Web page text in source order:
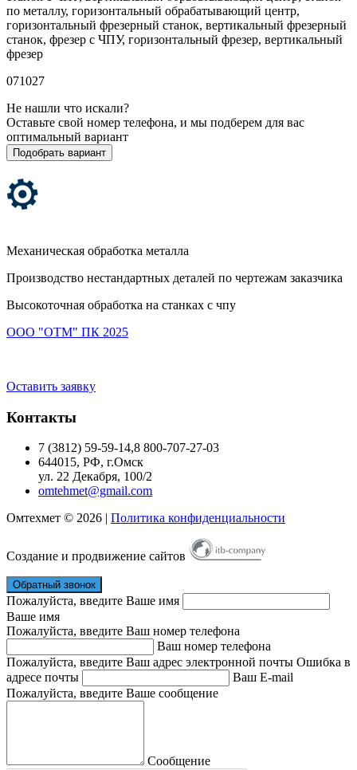
по металлу, горизонтальный обрабатывающий центр,
горизонтальный фрезерный станок, вертикальный фрезерный
станок, фрезер с ЧПУ, горизонтальный фрезер, вертикальный
фрезер
071027
Не нашли что искали?
Оставьте свой номер телефона, и мы подберем для вас
оптимальный вариант
Подобрать вариант
Механическая обработка металла
Производство нестандартных деталей по чертежам заказчика
Высокоточная обработка на станках с чпу
ООО "ОТМ" ПК 2025
Оставить заявку
Контакты
7 (3812) 59-59-14,8 800-707-27-03
644015, РФ, г.Омск
ул. 22 Декабря, 100/2
omtehmet@gmail.com
Омтехмет © 2026 | Политика конфиденциальности
Создание и продвижение сайтов
Обратный звонок
Пожалуйста, введите Ваше имя
Ваше имя
Пожалуйста, введите Ваш номер телефона
Ваш номер телефона
Пожалуйста, введите Ваш адрес электронной почты Ошибка в
адресе почты
Ваш E-mail
Пожалуйста, введите Ваше сообщение
Сообщение